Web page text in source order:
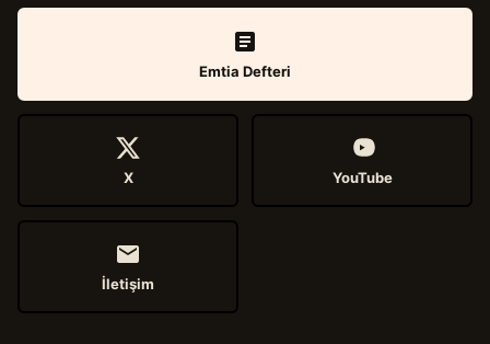
Emtia Defteri
X YouTube
İletişim